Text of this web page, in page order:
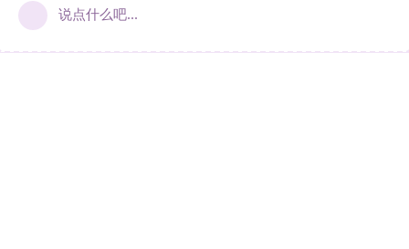
说点什么吧...